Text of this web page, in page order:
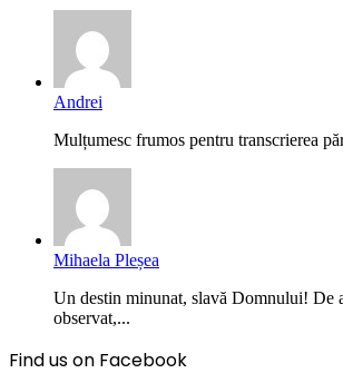
Andrei
Mulțumesc frumos pentru transcrierea
Mihaela Pleșea
Un destin minunat, slavă Domnului! De
observat,...
Find us on Facebook